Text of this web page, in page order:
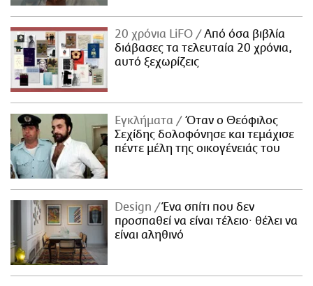
20 χρόνια LiFO
Από όσα βιβλία
διάβασες τα τελευταία 20 χρόνια,
αυτό ξεχωρίζεις
Εγκλήματα
Όταν ο Θεόφιλος
Σεχίδης δολοφόνησε και τεμάχισε
πέντε μέλη της οικογένειάς του
Design
Ένα σπίτι που δεν
προσπαθεί να είναι τέλειο· θέλει να
είναι αληθινό